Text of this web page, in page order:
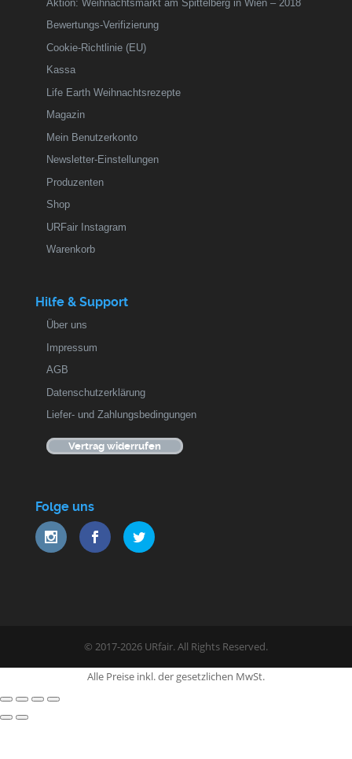
Aktion: Weihnachtsmarkt am Spittelberg in Wien – 2018
Bewertungs-Verifizierung
Cookie-Richtlinie (EU)
Kassa
Life Earth Weihnachtsrezepte
Magazin
Mein Benutzerkonto
Newsletter-Einstellungen
Produzenten
Shop
URFair Instagram
Warenkorb
Hilfe & Support
Über uns
Impressum
AGB
Datenschutzerklärung
Liefer- und Zahlungsbedingungen
Vertrag widerrufen
Folge uns
© 2017-2026 URfair. All Rights Reserved.
Alle Preise inkl. der gesetzlichen MwSt.